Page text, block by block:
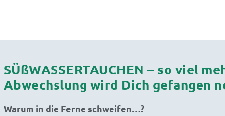
SÜßWASSERTAUCHEN – so viel
Abwechslung wird Dich gefangen
Warum in die Ferne schweifen…?